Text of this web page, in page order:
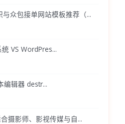
与众包接单网站模板推荐（...
VS WordPres...
编辑器 destr...
摄影师、影视传媒与自...